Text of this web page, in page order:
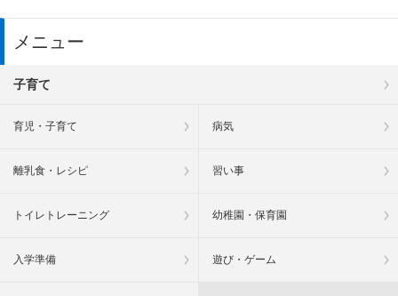
メニュー
子育て
育児・子育て 病気
離乳食・レシピ 習い事
トイレトレーニング 幼稚園・保育園
入学準備 遊び・ゲーム